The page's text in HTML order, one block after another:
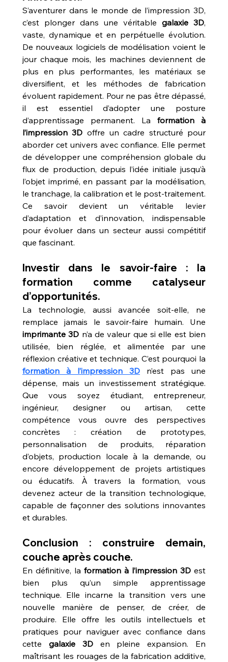
S’aventurer dans le monde de l’impression 3D,
c’est plonger dans une véritable galaxie 3D,
vaste, dynamique et en perpétuelle évolution.
De nouveaux logiciels de modélisation voient le
jour chaque mois, les machines deviennent de
plus en plus performantes, les matériaux se
diversifient, et les méthodes de fabrication
évoluent rapidement. Pour ne pas être dépassé,
il est essentiel d’adopter une posture
d’apprentissage permanent. La formation à
l’impression 3D offre un cadre structuré pour
aborder cet univers avec confiance. Elle permet
de développer une compréhension globale du
flux de production, depuis l’idée initiale jusqu’à
l’objet imprimé, en passant par la modélisation,
le tranchage, la calibration et le post-traitement.
Ce savoir devient un véritable levier
d’adaptation et d’innovation, indispensable
pour évoluer dans un secteur aussi compétitif
que fascinant.
Investir dans le savoir-faire : la
formation comme catalyseur
d’opportunités.
La technologie, aussi avancée soit-elle, ne
imprimante 3D n’a de valeur que si elle est bien
utilisée, bien réglée, et alimentée par une
formation à l’impression 3D n’est pas une
dépense, mais un investissement stratégique.
Que vous soyez étudiant, entrepreneur,
ingénieur, designer ou artisan, cette
compétence vous ouvre des perspectives
concrètes : création de prototypes,
personnalisation de produits, réparation
d’objets, production locale à la demande, ou
encore développement de projets artistiques
ou éducatifs. À travers la formation, vous
devenez acteur de la transition technologique,
capable de façonner des solutions innovantes
et durables.
Conclusion : construire demain,
couche après couche.
En définitive, la formation à l’impression 3D est
bien plus qu’un simple apprentissage
technique. Elle incarne la transition vers une
nouvelle manière de penser, de créer, de
produire. Elle offre les outils intellectuels et
pratiques pour naviguer avec confiance dans
cette galaxie 3D en pleine expansion. En
maîtrisant les rouages de la fabrication additive,